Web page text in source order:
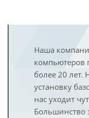
Наша
компьютеров
более 20 лет.
установку
нас уходит
Большинство